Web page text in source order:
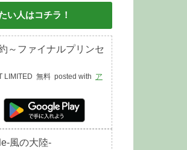
い人はコチラ！
～ファイナルプリンセ
LIMITED 無料 posted with ア
風の大陸-